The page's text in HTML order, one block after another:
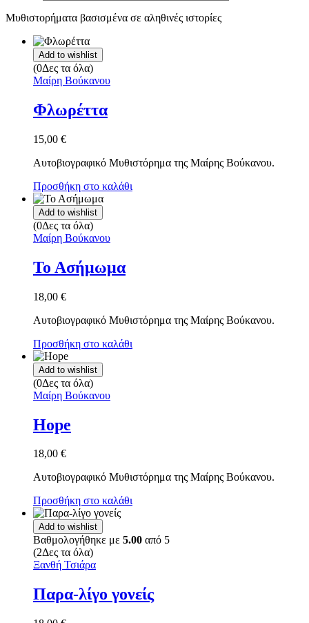
Μυθιστορήματα βασισμένα σε αληθινές ιστορίες
Add to wishlist
(0Δες τα όλα)
Μαίρη Βούκανου
Φλωρέττα
15,00 €
Αυτοβιογραφικό Μυθιστόρημα της Μαίρης Βούκανου.
Προσθήκη στο καλάθι
Add to wishlist
(0Δες τα όλα)
Μαίρη Βούκανου
Το Ασήμωμα
18,00 €
Αυτοβιογραφικό Μυθιστόρημα της Μαίρης Βούκανου.
Προσθήκη στο καλάθι
Add to wishlist
(0Δες τα όλα)
Μαίρη Βούκανου
Hope
18,00 €
Αυτοβιογραφικό Μυθιστόρημα της Μαίρης Βούκανου.
Προσθήκη στο καλάθι
Add to wishlist
Βαθμολογήθηκε με 5.00 από 5
(2Δες τα όλα)
Ξανθή Τσιάρα
Παρα-λίγο γονείς